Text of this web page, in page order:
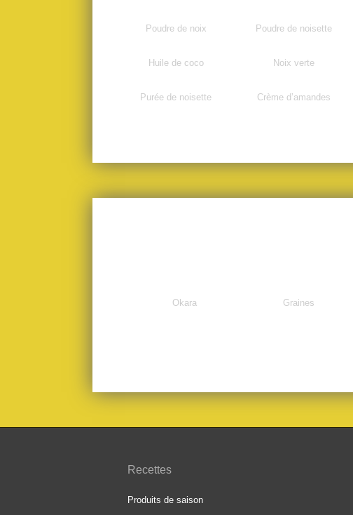
Poudre de noix Poudre de noisette
Huile de coco Noix verte
Purée de noisette Crème d’amandes
Okara Graines
Recettes
Produits de saison